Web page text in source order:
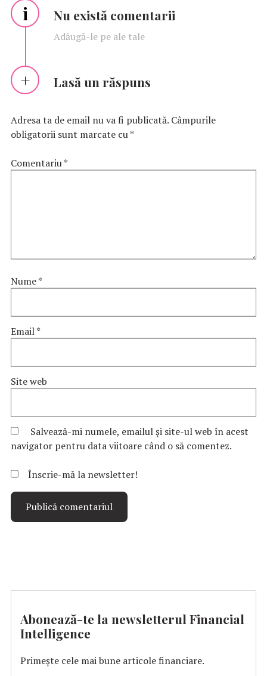
i Nu există comentarii
Adăugă-le pe ale tale
Lasă un răspuns
Adresa ta de email nu va fi publicată. Câmpurile
obligatorii sunt marcate cu*
Comentariu*
Nume*
Email*
Site web
Salvează-mi numele, emailul și site-ul web în acest
navigator pentru data viitoare când o să comentez.
Înscrie-mă la newsletter!
Abonează-te la newsletterul Financial
Intelligence
Primește cele mai bune articole financiare.